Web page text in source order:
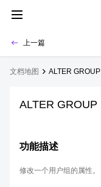
上一篇
文档地图 ALTER GROUP
ALTER GROUP
功能描述
修改一个用户组的属性。